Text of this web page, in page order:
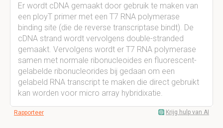
Er wordt cDNA gemaakt door gebruik te maken van
een ployT primer met een T7 RNA polymerase
binding site (die de reverse transcriptase bindt). De
cDNA strand wordt vervolgens double-stranded
gemaakt. Vervolgens wordt er T7 RNA polymerase
samen met normale ribonucleoides en fluorescent-
gelabelde ribonucleorides bij gedaan om een
gelabeld RNA transcript te maken die direct gebruikt
kan worden voor micro array hybridixatie.
Rapporteer Krijg hulp van AI